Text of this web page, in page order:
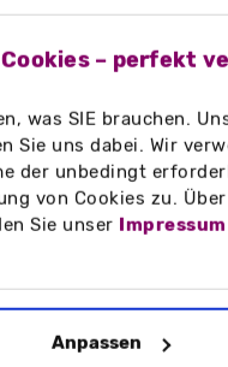
– perfekt
was SIE brauchen.
Sie uns dabei. Wir
der unbedingt
von Cookies zu.
Sie unser Impressum
Anpassen